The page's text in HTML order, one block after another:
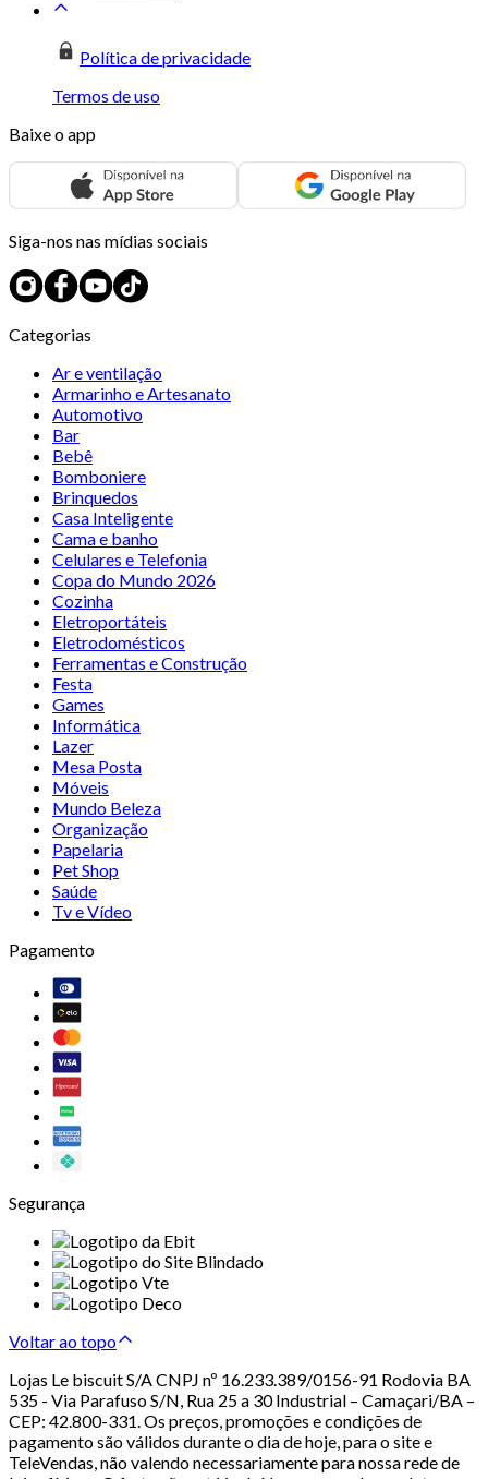
Política de privacidade
Termos de uso
Baixe o app
Siga-nos nas mídias sociais
Categorias
Ar e ventilação
Armarinho e Artesanato
Automotivo
Bar
Bebê
Bomboniere
Brinquedos
Casa Inteligente
Cama e banho
Celulares e Telefonia
Copa do Mundo 2026
Cozinha
Eletroportáteis
Eletrodomésticos
Ferramentas e Construção
Festa
Games
Informática
Lazer
Mesa Posta
Móveis
Mundo Beleza
Organização
Papelaria
Pet Shop
Saúde
Tv e Vídeo
Pagamento
Segurança
Voltar ao topo
Lojas Le biscuit S/A CNPJ nº 16.233.389/0156-91 Rodovia BA
535 - Via Parafuso S/N, Rua 25 a 30 Industrial – Camaçari/BA –
CEP: 42.800-331. Os preços, promoções e condições de
pagamento são válidos durante o dia de hoje, para o site e
TeleVendas, não valendo necessariamente para nossa rede de